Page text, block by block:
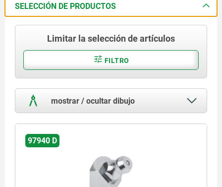
SELECCIÓN DE PRODUCTOS
Limitar la selección de artículos
FILTRO
mostrar / ocultar dibujo
97940 D